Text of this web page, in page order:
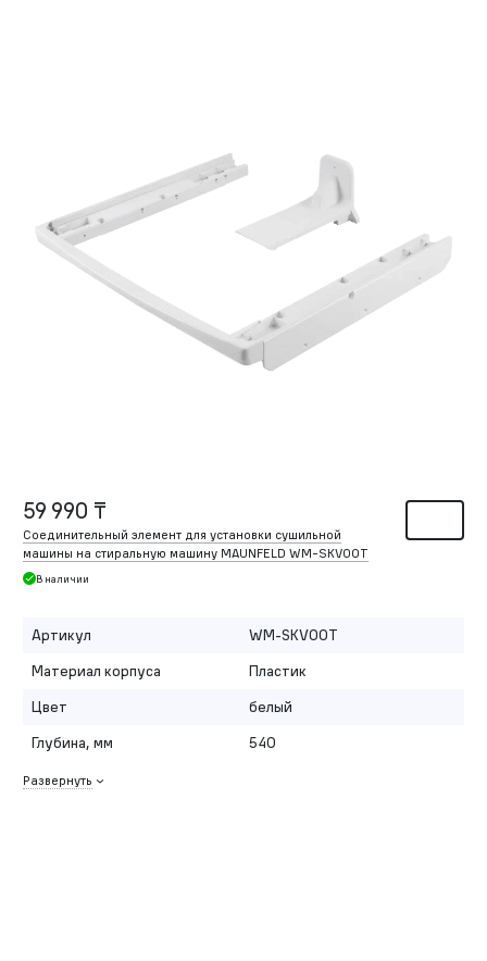
59 990 ₸
Соединительный элемент для установки сушильной
машины на стиральную машину MAUNFELD WM-SKV00T
В наличии
Артикул
WM-SKV00T
Материал корпуса
Пластик
Цвет
белый
Глубина, мм
540
Развернуть